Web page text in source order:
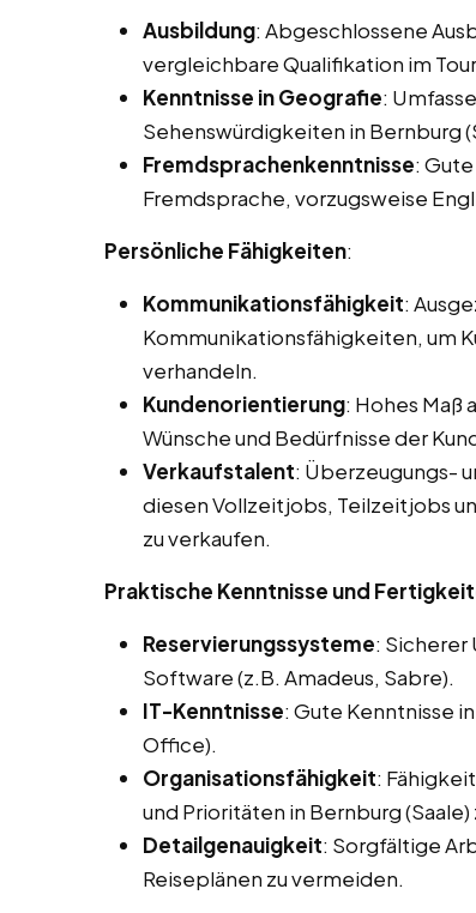
Ausbildung: Abgeschlossene
vergleichbare Qualifikation im
Kenntnisse in Geografie:
Sehenswürdigkeiten in Bernburg
Fremdsprachenkenntnisse:
Fremdsprache, vorzugsweise
Persönliche Fähigkeiten:
Kommunikationsfähigkeit:
Kommunikationsfähigkeiten, um
verhandeln.
Kundenorientierung: Hohes Maß
Wünsche und Bedürfnisse der
Verkaufstalent: Überzeugungs-
diesen Vollzeitjobs, Teilzeitjobs
zu verkaufen.
Praktische Kenntnisse und
Reservierungssysteme: Sicherer
Software (z.B. Amadeus, Sabre).
IT-Kenntnisse: Gute Kenntnisse
Office).
Organisationsfähigkeit:
und Prioritäten in Bernburg (Saale)
Detailgenauigkeit: Sorgfältige
Reiseplänen zu vermeiden.